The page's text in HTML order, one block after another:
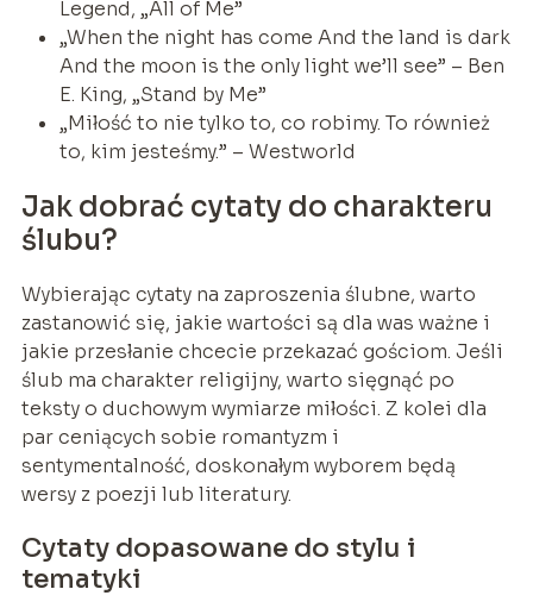
Legend, „All of Me”
„When the night has come And the land is dark
And the moon is the only light we’ll see” – Ben
E. King, „Stand by Me”
„Miłość to nie tylko to, co robimy. To również
to, kim jesteśmy.” – Westworld
Jak dobrać cytaty do charakteru
ślubu?
Wybierając cytaty na zaproszenia ślubne, warto
zastanowić się, jakie wartości są dla was ważne i
jakie przesłanie chcecie przekazać gościom. Jeśli
ślub ma charakter religijny, warto sięgnąć po
teksty o duchowym wymiarze miłości. Z kolei dla
par ceniących sobie romantyzm i
sentymentalność, doskonałym wyborem będą
wersy z poezji lub literatury.
Cytaty dopasowane do stylu i
tematyki